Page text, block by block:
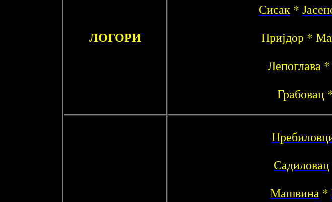
ЛОГОРИ
Сисак*
Пријдор *
Лепоглава
Грабовац
Садиловац
Машвина *